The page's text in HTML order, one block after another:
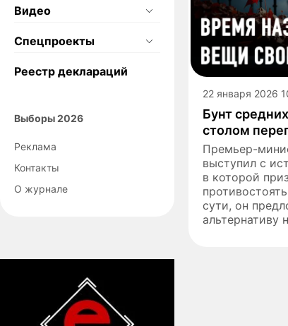
Видео
Спецпроекты
Реестр деклараций
Выборы 2026
Реклама
Контакты
О журнале
22 января 2026
Бунт
столом
Премьер-
выступил с
в которой
сути, он
альтернативу